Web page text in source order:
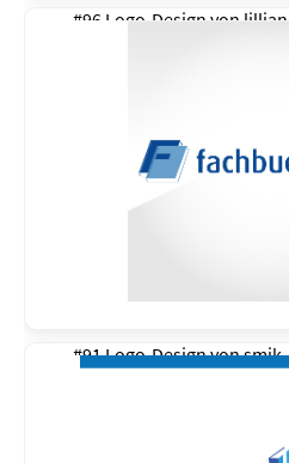
#96 Logo-Design vonlillian
#91 Logo-Design vonsmik